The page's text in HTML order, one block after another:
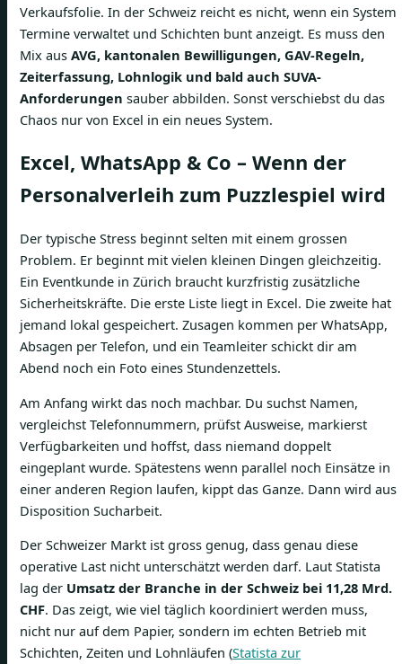
Verkaufsfolie. In der Schweiz reicht es nicht, wenn ein System
Termine verwaltet und Schichten bunt anzeigt. Es muss den
Mix aus AVG, kantonalen Bewilligungen, GAV-Regeln,
Zeiterfassung, Lohnlogik und bald auch SUVA-
Anforderungen sauber abbilden. Sonst verschiebst du das
Chaos nur von Excel in ein neues System.
Excel, WhatsApp & Co – Wenn der
Personalverleih zum Puzzlespiel wird
Der typische Stress beginnt selten mit einem grossen
Problem. Er beginnt mit vielen kleinen Dingen gleichzeitig.
Ein Eventkunde in Zürich braucht kurzfristig zusätzliche
Sicherheitskräfte. Die erste Liste liegt in Excel. Die zweite hat
jemand lokal gespeichert. Zusagen kommen per WhatsApp,
Absagen per Telefon, und ein Teamleiter schickt dir am
Abend noch ein Foto eines Stundenzettels.
Am Anfang wirkt das noch machbar. Du suchst Namen,
vergleichst Telefonnummern, prüfst Ausweise, markierst
Verfügbarkeiten und hoffst, dass niemand doppelt
eingeplant wurde. Spätestens wenn parallel noch Einsätze in
einer anderen Region laufen, kippt das Ganze. Dann wird aus
Disposition Sucharbeit.
Der Schweizer Markt ist gross genug, dass genau diese
operative Last nicht unterschätzt werden darf. Laut Statista
lag der Umsatz der Branche in der Schweiz bei 11,28 Mrd.
CHF. Das zeigt, wie viel täglich koordiniert werden muss,
nicht nur auf dem Papier, sondern im echten Betrieb mit
Schichten, Zeiten und Lohnläufen (Statista zur